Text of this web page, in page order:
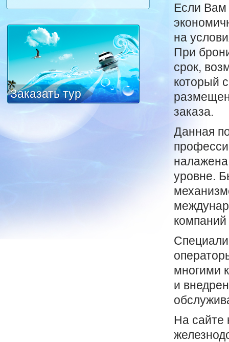
Заказать тур
Если Вам
на
При
срок,
который
заказа.
Данная
уровне.
многими
и
На сайте